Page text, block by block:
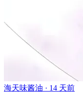
海天味酱油 · 14 天前